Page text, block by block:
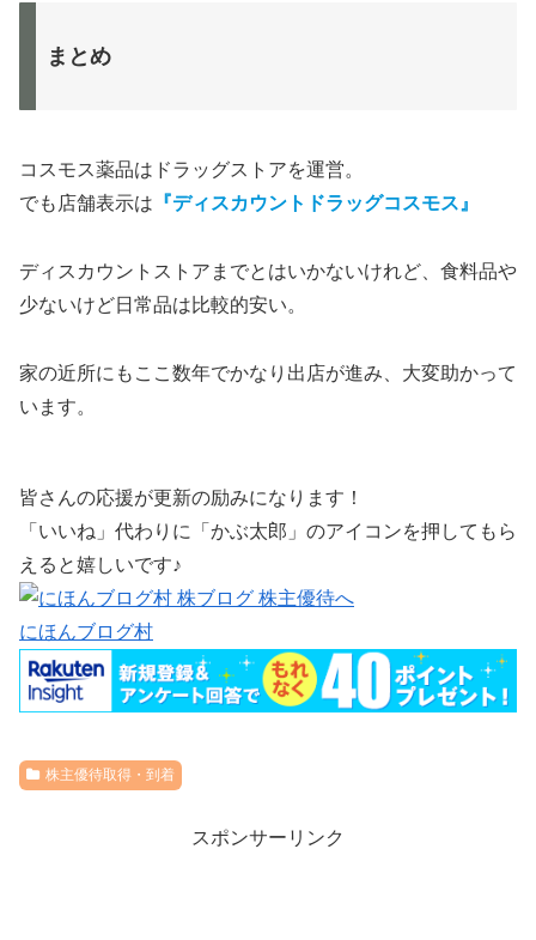
まとめ
コスモス薬品はドラッグストアを運営。
でも店舗表示は 『ディスカウントドラッグコスモス』
ディスカウントストアまでとはいかないけれど、食料品や
少ないけど日常品は比較的安い。
家の近所にもここ数年でかなり出店が進み、大変助かって
います。
皆さんの応援が更新の励みになります！
「いいね」代わりに「かぶ太郎」のアイコンを押してもら
えると嬉しいです♪
にほんブログ村
株主優待取得・到着
スポンサーリンク